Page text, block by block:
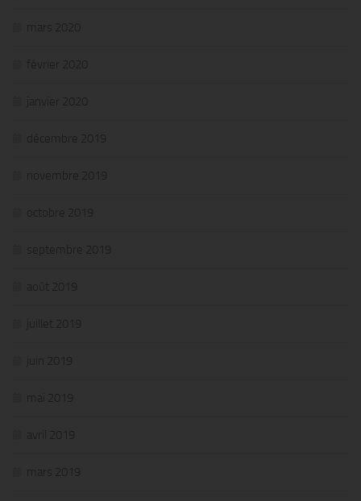
mars 2020
février 2020
janvier 2020
décembre 2019
novembre 2019
octobre 2019
septembre 2019
août 2019
juillet 2019
juin 2019
mai 2019
avril 2019
mars 2019